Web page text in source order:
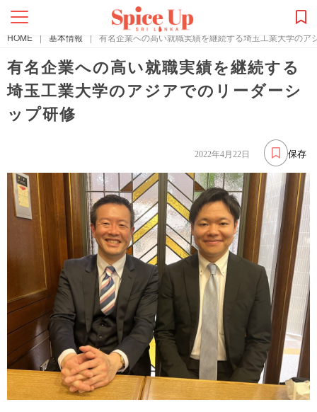
HOME | 基本情報 | 有名企業への高い就職実績を継続する埼玉工業大学のア
有名企業への高い就職実績を継続する
埼玉工業大学のアジアでのリーダーシ
ップ研修
保存
2022年4月22日